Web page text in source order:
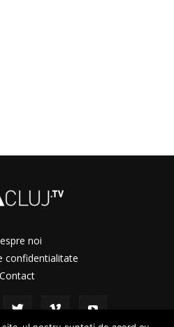
noi
confidentialitate
Contact